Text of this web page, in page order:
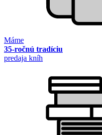
Máme
35-ročnú tradíciu
predaja kníh